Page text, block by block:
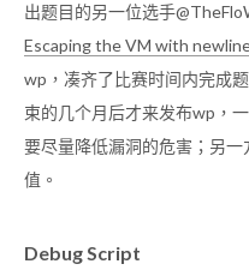
出题目的另一位选手
Escaping the VM with
wp，凑齐了比赛时间内完成
束的几个月后才来发布wp，
要尽量降低漏洞的危害；另
值。
Debug Script